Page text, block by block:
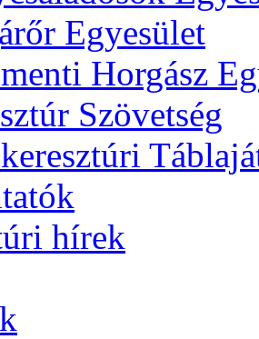
Egyesület
Horgász
Szövetség
hírek